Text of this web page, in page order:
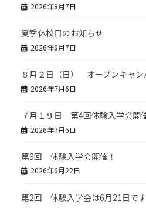
2026年8月7日
夏季休校日のお知らせ
2026年8月7日
８月２日（日） オープンキャン
2026年7月6日
７月１９日 第4回体験入学会開
2026年7月6日
第3回 体験入学会開催！
2026年6月22日
第2回 体験入学会は6月21日です